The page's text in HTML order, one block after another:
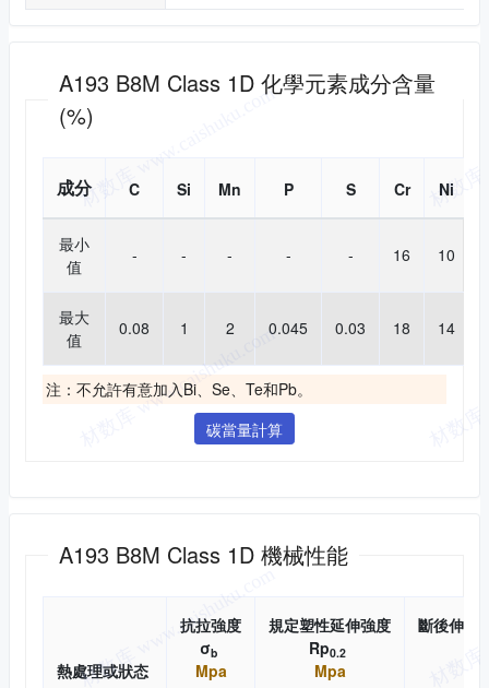
A193 B8M Class 1D 化學元素成分含量
(%)
成分 C Si Mn P S Cr Ni
最小
值
- - - - - 16 10
最大
值
0.08 1 2 0.045 0.03 18 14
注：不允許有意加入Bi、Se、Te和Pb。
碳當量計算
A193 B8M Class 1D 機械性能
熱處理或狀态
抗拉強度
σb
Mpa
規定塑性延伸強度
Rp0.2
Mpa
斷後伸長